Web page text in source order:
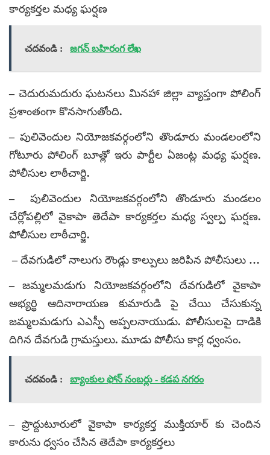
కార్యకర్తల మధ్య ఘర్షణ
చదవండి : జగన్ బహిరంగ లేఖ
– చెదురుమదురు ఘటనలు మినహా జిల్లా వ్యాప్తంగా పోలింగ్
ప్రశాంతంగా కొనసాగుతోంది.
– పులివెందుల నియోజకవర్గంలోని తొండూరు మండలంలోని
గోటూరు పోలింగ్ బూత్లో ఇరు పార్టీల ఏజంట్ల మధ్య ఘర్షణ.
పోలీసుల లాఠీచార్జి.
– పులివెందుల నియోజకవర్గంలోని తొండూరు మండలం
చేర్లోపల్లిలో వైకాపా తెదేపా కార్యకర్తల మధ్య స్వల్ప ఘర్షణ.
పోలీసుల లాఠీచార్జి.
– దేవగుడిలో నాలుగు రౌండ్లు కాల్పులు జరిపిన పోలీసులు …
– జమ్మలమడుగు నియోజకవర్గంలోని దేవగుడిలో వైకాపా
అభ్యర్థి ఆదినారాయణ కుమారుడి పై చేయి చేసుకున్న
జమ్మలమడుగు ఎఎస్పీ అప్పలనాయుడు. పోలీసులపై దాడికి
దిగిన దేవగుడి గ్రామస్తులు. మూడు పోలీసు కార్ల ధ్వంసం.
చదవండి : బ్యాంకుల ఫోన్ నంబర్లు - కడప నగరం
– ప్రొద్దుటూరులో వైకాపా కార్యకర్త ముక్తియార్ కు చెందిన
కారును ధ్వసం చేసిన తెదేపా కార్యకర్తలు